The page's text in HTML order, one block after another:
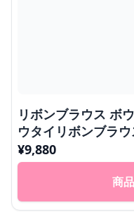
リボンブラウス ボ
ウタイリボンブラウ
¥9,880
商